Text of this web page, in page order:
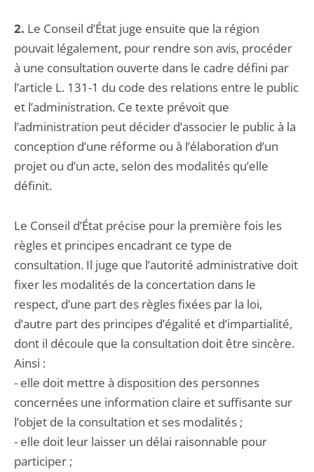
2. Le Conseil d’État juge ensuite que la région
pouvait légalement, pour rendre son avis, procéder
à une consultation ouverte dans le cadre défini par
l’article L. 131-1 du code des relations entre le public
et l’administration. Ce texte prévoit que
l’administration peut décider d’associer le public à la
conception d’une réforme ou à l’élaboration d’un
projet ou d’un acte, selon des modalités qu’elle
définit.
Le Conseil d’État précise pour la première fois les
règles et principes encadrant ce type de
consultation. Il juge que l’autorité administrative doit
fixer les modalités de la concertation dans le
respect, d’une part des règles fixées par la loi,
d’autre part des principes d’égalité et d’impartialité,
dont il découle que la consultation doit être sincère.
Ainsi :
- elle doit mettre à disposition des personnes
concernées une information claire et suffisante sur
l’objet de la consultation et ses modalités ;
- elle doit leur laisser un délai raisonnable pour
participer ;